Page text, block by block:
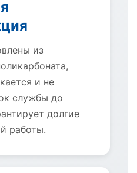
из
и не
службы до
долгие
работы.